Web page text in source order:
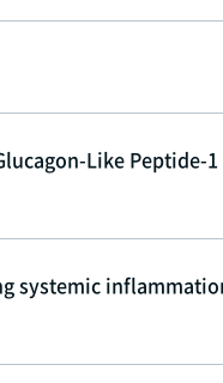
Like Peptide-1
systemic